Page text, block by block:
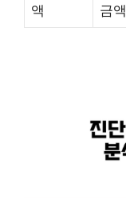
액
금액